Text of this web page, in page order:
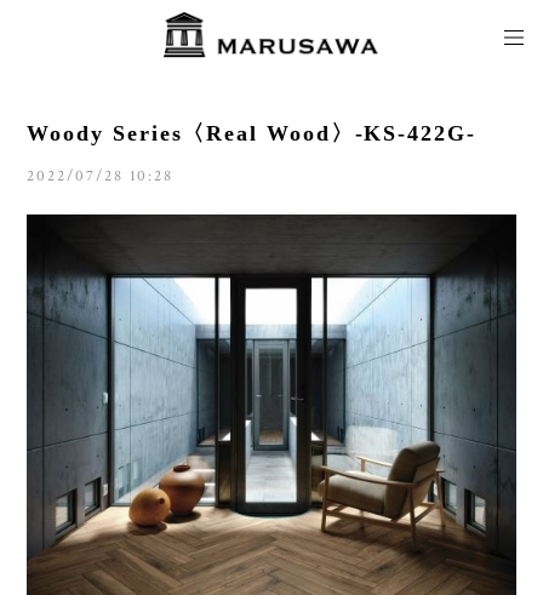
Woody Series〈Real Wood〉-KS-422G-
2022/07/28 10:28